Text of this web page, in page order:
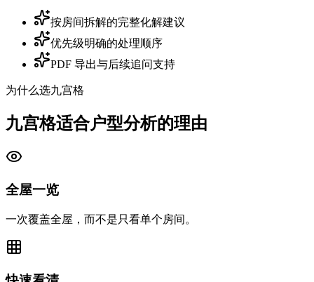
按房间拆解的完整化解建议
优先级明确的处理顺序
PDF 导出与后续追问支持
为什么选九宫格
九宫格适合户型分析的理由
全屋一览
一次覆盖全屋，而不是只看单个房间。